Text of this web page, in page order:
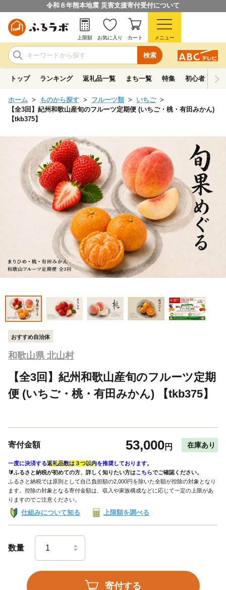
令和８年熊本地震 災害支援寄付受付について
検索
上限額 お気に入り カート メニュー
トップ ランキング 返礼品一覧 まち一覧 特集 初心者ガイド
ホーム ものから探す フルーツ類
いちご
【全3回】紀州和歌山産旬のフルーツ定期便 (いちご・桃・有田みかん)
【tkb375】
おすすめ自治体
和歌山県 北山村
【全3回】紀州和歌山産旬のフルーツ定期
便 (いちご・桃・有田みかん) 【tkb375】
寄付金額 53,000円 在庫あり
一度に決済する返礼品数は３つ以内を推奨しております。
🔰ふるさと納税が初めての方、詳しく知りたい方はこちらでご確認ください。
ふるさと納税では原則として自己負担額の2,000円を除いた全額が控除の対象となり
ます。控除の対象となる寄付金額は、収入や家族構成などに応じて一定の上限があ
りますのでご注意ください。
仕組みについて知る 上限額を調べる
数量
寄付する